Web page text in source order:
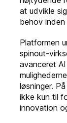
at udvikle
behov
Platformen
spinout-
avanceret
løsninger.
ikke kun til
innovation